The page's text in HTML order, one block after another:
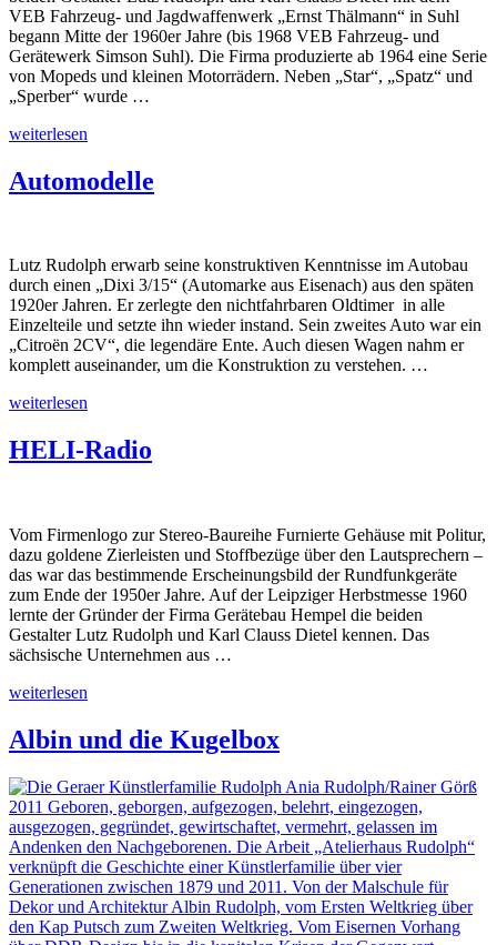
VEB Fahrzeug- und Jagdwaffenwerk „Ernst Thälmann“ in Suhl
begann Mitte der 1960er Jahre (bis 1968 VEB Fahrzeug- und
Gerätewerk Simson Suhl). Die Firma produzierte ab 1964 eine Serie
von Mopeds und kleinen Motorrädern. Neben „Star“, „Spatz“ und
„Sperber“ wurde …
„Mokick
Motorroller
aus
weiterlesen
Automodelle
Lutz Rudolph erwarb seine konstruktiven Kenntnisse im Autobau
durch einen „Dixi 3/15“ (Automarke aus Eisenach) aus den späten
1920er Jahren. Er zerlegte den nichtfahrbaren Oldtimer in alle
Einzelteile und setzte ihn wieder instand. Sein zweites Auto war ein
„Citroën 2CV“, die legendäre Ente. Auch diesen Wagen nahm er
komplett auseinander, um die Konstruktion zu verstehen. …
„Automodelle“
weiterlesen
HELI-Radio
Vom Firmenlogo zur Stereo-Baureihe Furnierte Gehäuse mit Politur,
dazu goldene Zierleisten und Stoffbezüge über den Lautsprechern –
das war das bestimmende Erscheinungsbild der Rundfunkgeräte
zum Ende der 1950er Jahre. Auf der Leipziger Herbstmesse 1960
lernte der Gründer der Firma Gerätebau Hempel die beiden
Gestalter Lutz Rudolph und Karl Clauss Dietel kennen. Das
sächsische Unternehmen aus …
„HELI-
weiterlesen
Albin und die Kugelbox